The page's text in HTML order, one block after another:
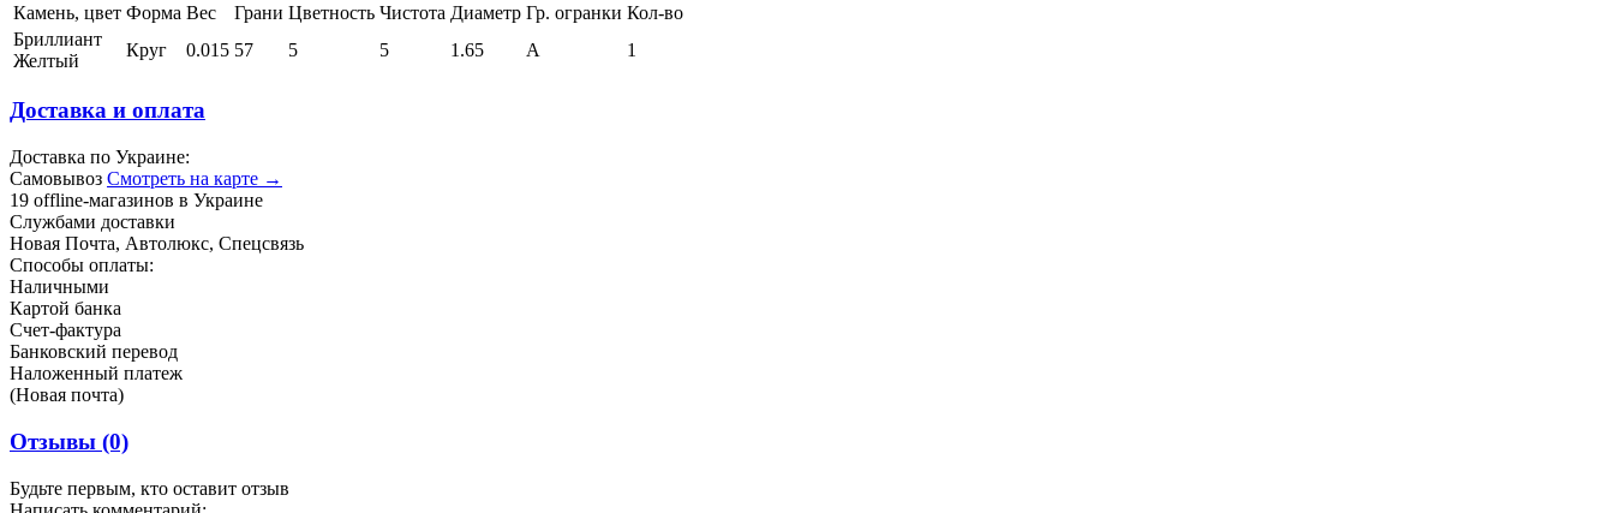
Камень, цвет Форма Вес Грани Цветность Чистота Диаметр Гр. огранки Кол-во
Бриллиант
Желтый
Круг 0.015 57 5 5 1.65 А 1
Доставка и оплата
Доставка по Украине:
Самовывоз Смотреть на карте →
19 offline-магазинов в Украине
Службами доставки
Новая Почта, Автолюкс, Спецсвязь
Способы оплаты:
Наличными
Картой банка
Счет-фактура
Банковский перевод
Наложенный платеж
(Новая почта)
Отзывы (0)
Будьте первым, кто оставит отзыв